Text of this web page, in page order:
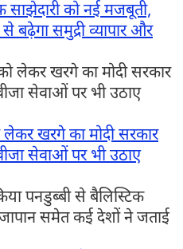
साझेदारी को नई मजबूती,
बढ़ेगा समुद्री व्यापार और
लेकर खरगे का मोदी सरकार
सेवाओं पर भी उठाए